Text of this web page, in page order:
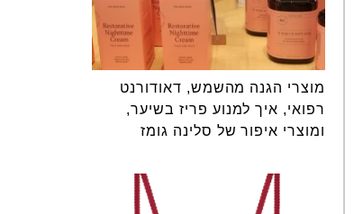
מוצרי הגנה מהשמש, דאודורנט
רפואי, איך למנוע פריז בשיער,
ומוצרי איפור של סלינה גומז